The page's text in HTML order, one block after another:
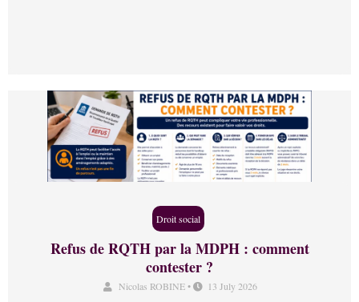
Droit social
Refus de RQTH par la MDPH : comment
contester ?
Nicolas ROBINE• 13 July 2026